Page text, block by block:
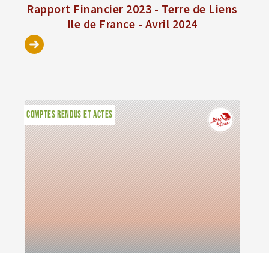
Rapport Financier 2023 - Terre de Liens
Ile de France - Avril 2024
COMPTES RENDUS ET ACTES